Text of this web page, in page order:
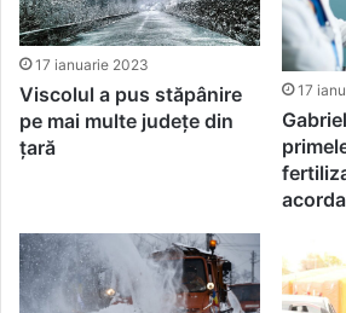
17 ianuarie 2023
Viscolul a pus stăpânire
pe mai multe județe din
țară
17